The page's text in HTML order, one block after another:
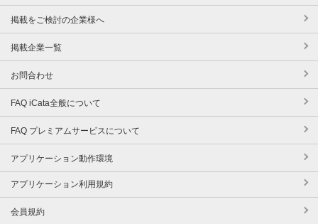
掲載をご検討の企業様へ
掲載企業一覧
お問合わせ
FAQ iCata全般について
FAQ プレミアムサービスについて
アプリケーション動作環境
アプリケーション利用規約
会員規約